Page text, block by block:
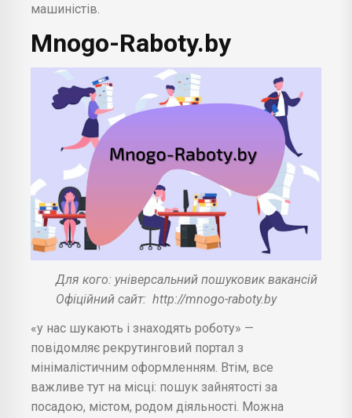
машиністів.
Mnogo-Raboty.by
Для кого: універсальний пошуковик вакансій
Офіційний сайт: http://mnogo-raboty.by
«у нас шукають і знаходять роботу» —
повідомляє рекрутинговий портал з
мінімалістичним оформленням. Втім, все
важливе тут на місці: пошук зайнятості за
посадою, містом, родом діяльності. Можна